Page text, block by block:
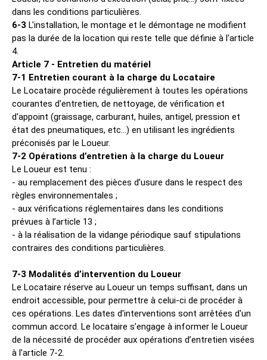
dans les conditions particulières.
6-3 L'installation, le montage et le démontage ne modifient
pas la durée de la location qui reste telle que définie à l'article
4.
Article 7 - Entretien du matériel
7-1 Entretien courant à la charge du Locataire
Le Locataire procède régulièrement à toutes les opérations
courantes d'entretien, de nettoyage, de vérification et
d'appoint (graissage, carburant, huiles, antigel, pression et
état des pneumatiques, etc...) en utilisant les ingrédients
préconisés par le Loueur.
7-2 Opérations d’entretien à la charge du Loueur
Le Loueur est tenu :
- au remplacement des pièces d’usure dans le respect des
règles environnementales ;
- aux vérifications réglementaires dans les conditions
prévues à l’article 13 ;
- à la réalisation de la vidange périodique sauf stipulations
contraires des conditions particulières.
7-3 Modalités d’intervention du Loueur
Le Locataire réserve au Loueur un temps suffisant, dans un
endroit accessible, pour permettre à celui-ci de procéder à
ces opérations. Les dates d'interventions sont arrêtées d'un
commun accord. Le locataire s’engage à informer le Loueur
de la nécessité de procéder aux opérations d’entretien visées
à l’article 7-2.